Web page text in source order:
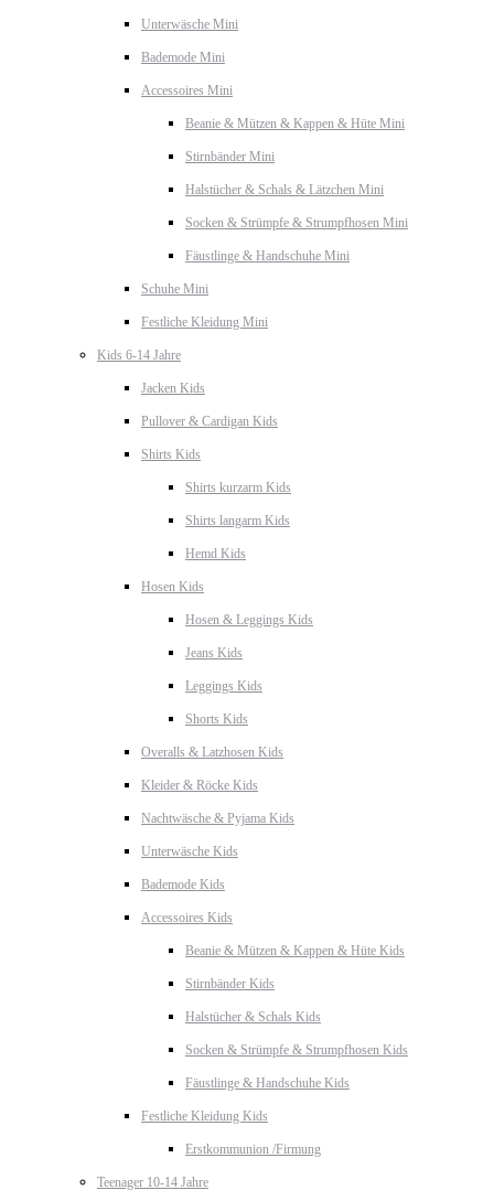
Unterwäsche Mini
Bademode Mini
Accessoires Mini
Beanie & Mützen & Kappen & Hüte Mini
Stirnbänder Mini
Halstücher & Schals & Lätzchen Mini
Socken & Strümpfe & Strumpfhosen Mini
Fäustlinge & Handschuhe Mini
Schuhe Mini
Festliche Kleidung Mini
Kids 6-14 Jahre
Jacken Kids
Pullover & Cardigan Kids
Shirts Kids
Shirts kurzarm Kids
Shirts langarm Kids
Hemd Kids
Hosen Kids
Hosen & Leggings Kids
Jeans Kids
Leggings Kids
Shorts Kids
Overalls & Latzhosen Kids
Kleider & Röcke Kids
Nachtwäsche & Pyjama Kids
Unterwäsche Kids
Bademode Kids
Accessoires Kids
Beanie & Mützen & Kappen & Hüte Kids
Stirnbänder Kids
Halstücher & Schals Kids
Socken & Strümpfe & Strumpfhosen Kids
Fäustlinge & Handschuhe Kids
Festliche Kleidung Kids
Erstkommunion /Firmung
Teenager 10-14 Jahre